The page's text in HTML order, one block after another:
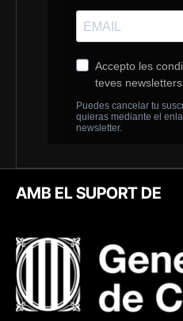
AMB EL SUPORT DE